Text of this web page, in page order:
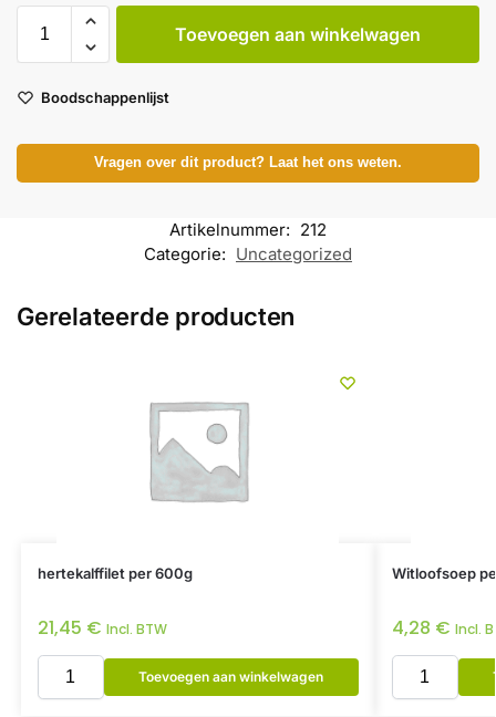
Toevoegen aan winkelwagen
Boodschappenlijst
Vragen over dit product? Laat het ons weten.
Artikelnummer: 212
Categorie: Uncategorized
Gerelateerde producten
hertekalffilet per 600g
21,45 € Incl. BTW
Toevoegen aan winkelwagen
Witloofsoep
4,28 € Incl.